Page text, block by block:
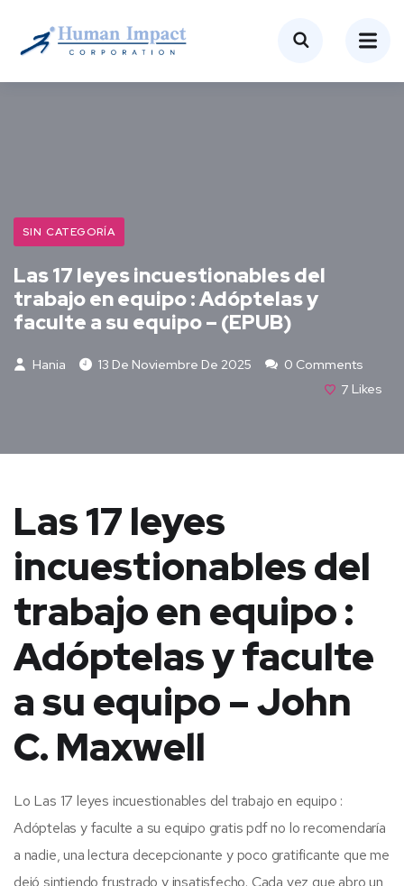
SIN CATEGORÍA
Las 17 leyes incuestionables del
trabajo en equipo : Adóptelas y
faculte a su equipo – (EPUB)
Hania 13 De Noviembre De 2025
0 Comments
7 Likes
Las 17 leyes
incuestionables del
trabajo en equipo :
Adóptelas y faculte
a su equipo – John
C. Maxwell
Lo Las 17 leyes incuestionables del trabajo en equipo :
Adóptelas y faculte a su equipo gratis pdf no lo recomendaría
a nadie, una lectura decepcionante y poco gratificante que me
dejó sintiendo frustrado y insatisfecho. Cada vez que abro un